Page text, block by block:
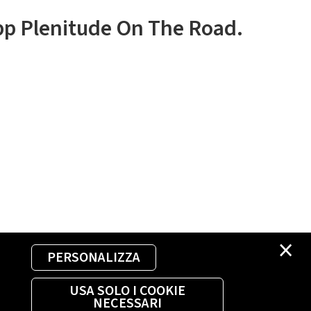
×
PERSONALIZZA
USA SOLO I COOKIE
NECESSARI
Plenitude On The Road.